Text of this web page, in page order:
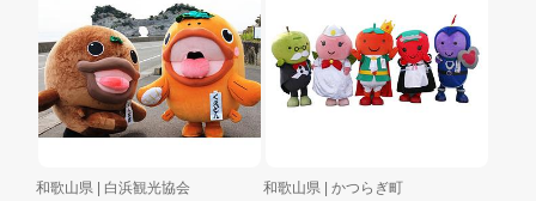
和歌山県 | 白浜観光協会 和歌山県 | かつらぎ町